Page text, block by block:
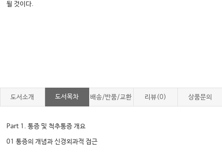
될 것이다.
도서소개 도서목차 배송/반품/교환 리뷰(0) 상품문의
Part 1. 통증 및 척추통증 개요
01 통증의 개념과 신경외과적 접근